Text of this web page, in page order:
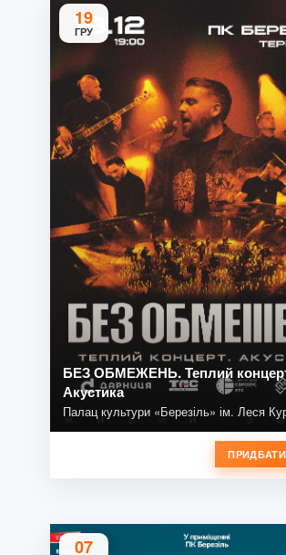
19
ГРУ
БЕЗ ОБМЕЖЕНЬ. Теплий
Акустика
Палац культури «Березіль» ім. Леся
07